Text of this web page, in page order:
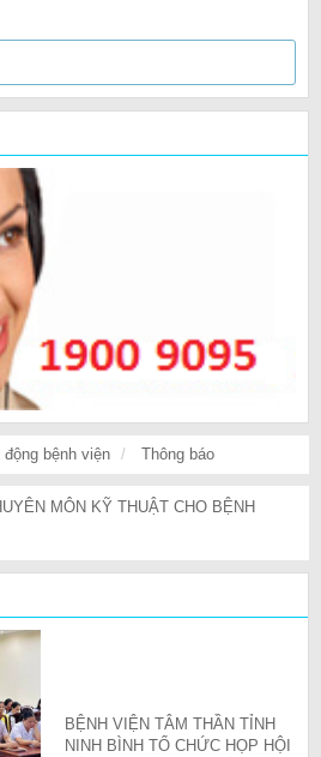
động bệnh viện Thông báo
MÔN KỸ THUẬT CHO BỆNH
BỆNH VIỆN TÂM THẦN TỈNH
NINH BÌNH TỔ CHỨC HỌP HỘI